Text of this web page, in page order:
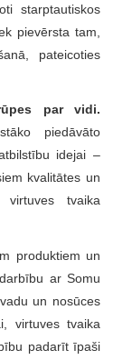
starptautiskos
pievērsta tam,
pateicoties
par vidi.
piedāvāto
idejai –
kvalitātes un
virtuves tvaika
produktiem un
ar Somu
un nosūces
virtuves tvaika
padarīt īpaši